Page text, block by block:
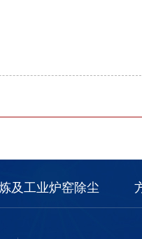
及工业炉窑除尘